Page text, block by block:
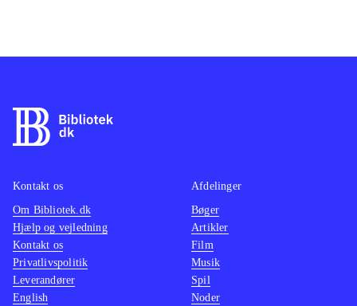
Kontakt os
Om Bibliotek.dk
Hjælp og vejledning
Kontakt os
Privatlivspolitik
Leverandører
English
Afdelinger
Bøger
Artikler
Film
Musik
Spil
Noder